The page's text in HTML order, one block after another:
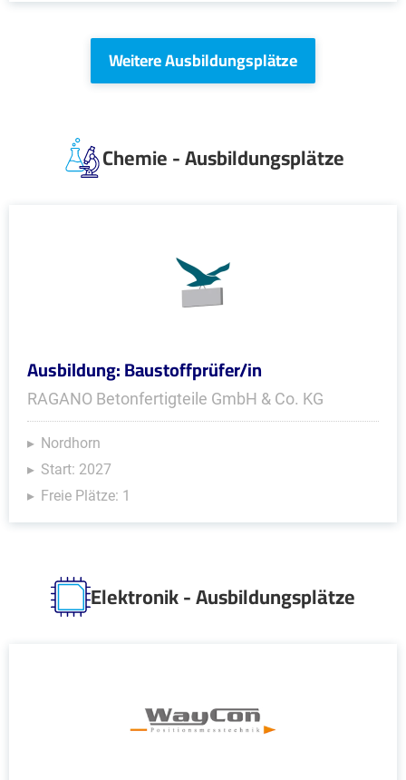
Weitere Ausbildungsplätze
Chemie - Ausbildungsplätze
Ausbildung: Baustoffprüfer/in
RAGANO Betonfertigteile GmbH & Co. KG
Nordhorn
Start: 2027
Freie Plätze: 1
Elektronik - Ausbildungsplätze